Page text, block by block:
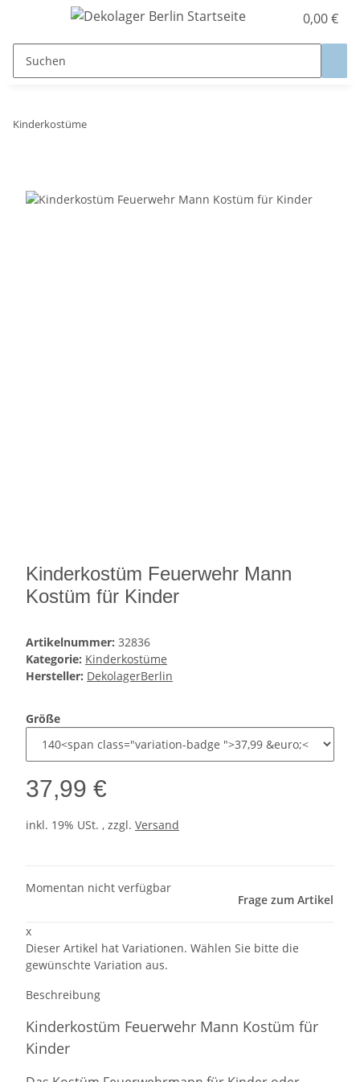
0,00 €
Kinderkostüme
Kinderkostüm Feuerwehr Mann
Kostüm für Kinder
Artikelnummer: 32836
Kategorie: Kinderkostüme
Hersteller: DekolagerBerlin
Größe
37,99 €
inkl. 19% USt. , zzgl. Versand
Momentan nicht verfügbar
Frage zum Artikel
x
Dieser Artikel hat Variationen. Wählen Sie bitte die
gewünschte Variation aus.
Beschreibung
Kinderkostüm Feuerwehr Mann Kostüm für
Kinder